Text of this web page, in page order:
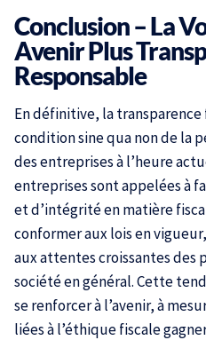
Conclusion – La
Avenir Plus
Responsable
En définitive, la
condition sine qua non de la
des entreprises à l’heure
entreprises sont appelées à
et d’intégrité en matière
conformer aux lois en
aux attentes croissantes des
société en général. Cette
se renforcer à l’avenir, à
liées à l’éthique fiscale